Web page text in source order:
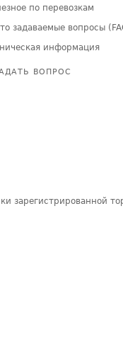
по перевозкам
задаваемые вопросы
информация
ВОПРОС
зарегистрированной